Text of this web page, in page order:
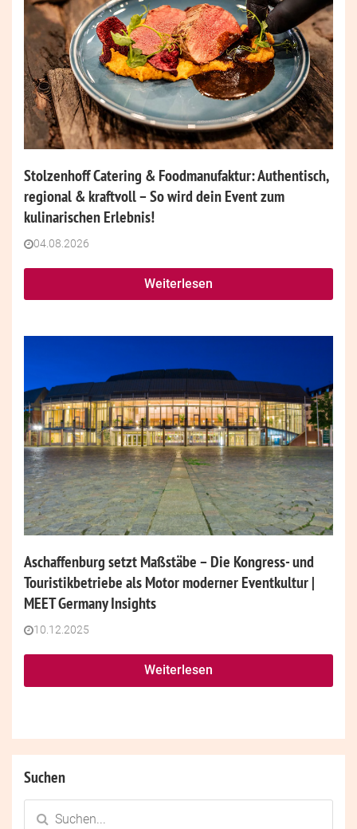
Stolzenhoff Catering & Foodmanufaktur: Authentisch,
regional & kraftvoll – So wird dein Event zum
kulinarischen Erlebnis!
04.08.2026
Weiterlesen
Aschaffenburg setzt Maßstäbe – Die Kongress- und
Touristikbetriebe als Motor moderner Eventkultur |
MEET Germany Insights
10.12.2025
Weiterlesen
Suchen